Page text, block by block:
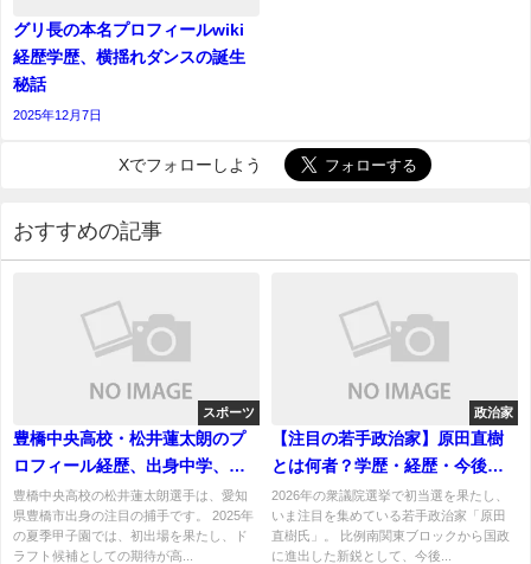
グリ長の本名プロフィールwiki
経歴学歴、横揺れダンスの誕生
秘話
2025年12月7日
Xでフォローしよう
おすすめの記事
スポーツ
豊橋中央高校・松井蓮太朗のプ
ロフィール経歴、出身中学、プ
レースタイルを紹介！プロ志望
か？
豊橋中央高校の松井蓮太朗選手は、愛知
県豊橋市出身の注目の捕手です。 2025年
の夏季甲子園では、初出場を果たし、ド
ラフト候補としての期待が高...
政治家
【注目の若手政治家】原田直樹
とは何者？学歴・経歴・今後の
展望を徹底解説
2026年の衆議院選挙で初当選を果たし、
いま注目を集めている若手政治家「原田
直樹氏」。 比例南関東ブロックから国政
に進出した新鋭として、今後...